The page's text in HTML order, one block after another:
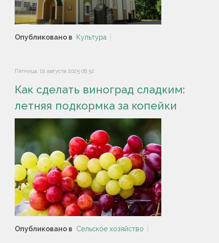
Опубликовано в Культура
Пятница, 01 августа 2025 08:52
Как сделать виноград сладким:
летняя подкормка за копейки
Опубликовано в Сельское хозяйство